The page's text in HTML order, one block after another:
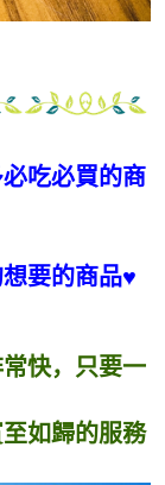
吃必買的商
要的商品♥
快，只要一
如歸的服務